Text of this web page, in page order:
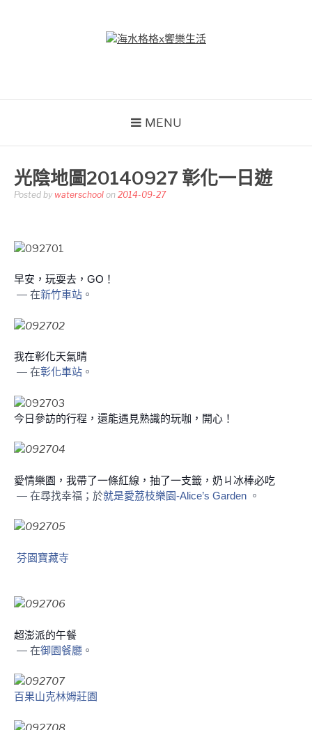
MENU
光陰地圖20140927 彰化一日遊
Posted by waterschool on 2014-09-27
早安，玩耍去，GO！
— 在新竹車站 。
我在彰化天氣晴
— 在彰化車站 。
今日參訪的行程，還能遇見熟識的玩咖 ，開心！
愛情樂園，我帶了一條紅線，抽了一支籤，奶ㄐ冰棒必吃
— 在尋找幸福；於就是愛荔枝樂園-Alice’s Garden 。
芬園寶藏寺
超澎派的午餐
— 在御園餐廳 。
百果山克林姆莊園